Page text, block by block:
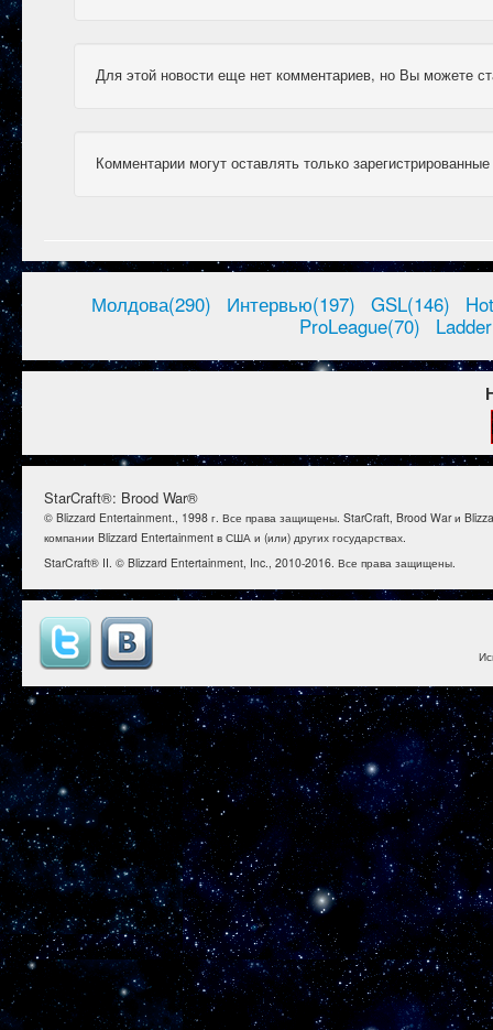
Для этой новости еще нет комментариев, но Вы можете
Комментарии могут оставлять только
Молдова(290) Интервью(197) GSL(146)
ProLeague(70)
StarCraft®: Brood War®
© Blizzard Entertainment., 1998 г. Все права защищены. StarCraft, Brood War и
компании Blizzard Entertainment в США и (или) других государствах.
StarCraft® II. © Blizzard Entertainment, Inc., 2010-2016. Все права защищены.